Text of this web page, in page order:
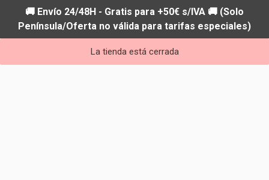
🚚 Envío 24/48H - Gratis para +50€ s/IVA 🚚 (Solo
Península/Oferta no válida para tarifas especiales)
La tienda está cerrada